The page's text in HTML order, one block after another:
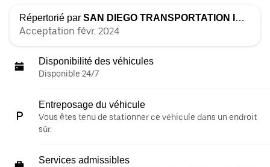
Répertorié par SAN DIEGO TRANSPORTATION INC.
Acceptation févr. 2024
Disponibilité des véhicules
Disponible 24/7
Entreposage du véhicule
Vous êtes tenu de stationner ce véhicule dans un endroit
sûr.
Services admissibles